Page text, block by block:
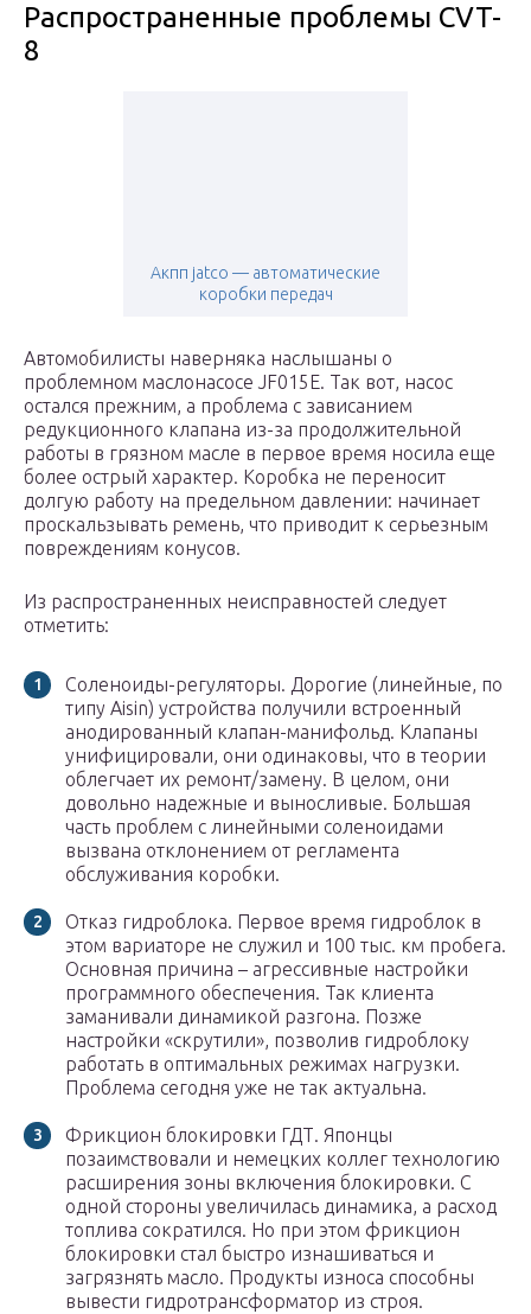
Распространенные проблемы CVT-
8
Акпп jatco — автоматические
коробки передач
Автомобилисты наверняка наслышаны о
проблемном маслонасосе JF015E. Так вот, насос
остался прежним, а проблема с зависанием
редукционного клапана из-за продолжительной
работы в грязном масле в первое время носила еще
более острый характер. Коробка не переносит
долгую работу на предельном давлении: начинает
проскальзывать ремень, что приводит к серьезным
повреждениям конусов.
Из распространенных неисправностей следует
отметить:
Соленоиды-регуляторы. Дорогие (линейные, по
типу Aisin) устройства получили встроенный
анодированный клапан-манифольд. Клапаны
унифицировали, они одинаковы, что в теории
облегчает их ремонт/замену. В целом, они
довольно надежные и выносливые. Большая
часть проблем с линейными соленоидами
вызвана отклонением от регламента
обслуживания коробки.
Отказ гидроблока. Первое время гидроблок в
этом вариаторе не служил и 100 тыс. км пробега.
Основная причина – агрессивные настройки
программного обеспечения. Так клиента
заманивали динамикой разгона. Позже
настройки «скрутили», позволив гидроблоку
работать в оптимальных режимах нагрузки.
Проблема сегодня уже не так актуальна.
Фрикцион блокировки ГДТ. Японцы
позаимствовали и немецких коллег технологию
расширения зоны включения блокировки. С
одной стороны увеличилась динамика, а расход
топлива сократился. Но при этом фрикцион
блокировки стал быстро изнашиваться и
загрязнять масло. Продукты износа способны
вывести гидротрансформатор из строя.